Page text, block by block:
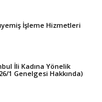
İşleme Hizmetleri
İli Kadına Yönelik
1 Genelgesi Hakkında)